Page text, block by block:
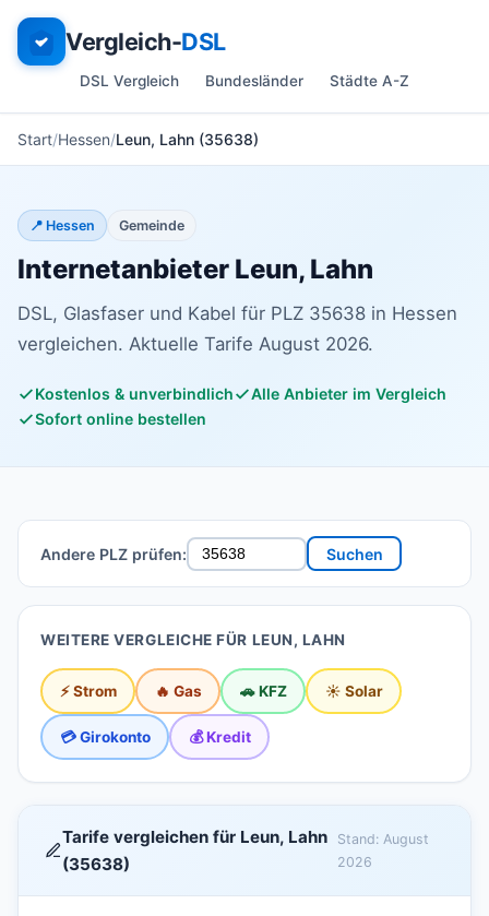
Vergleich-DSL
DSL Vergleich Bundesländer Städte A-Z
Start Hessen Leun, Lahn (35638)
📍 Hessen Gemeinde
Internetanbieter Leun, Lahn
DSL, Glasfaser und Kabel für PLZ 35638 in Hessen
vergleichen. Aktuelle Tarife August 2026.
Kostenlos & unverbindlich
Alle Anbieter im Vergleich
Sofort online bestellen
Andere PLZ prüfen: Suchen
WEITERE VERGLEICHE FÜR LEUN, LAHN
⚡ Strom 🔥 Gas 🚗 KFZ ☀️ Solar
💳 Girokonto 💰 Kredit
Tarife vergleichen für Leun, Lahn
(35638)
Stand: August
2026